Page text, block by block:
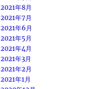
2021年8月
2021年7月
2021年6月
2021年5月
2021年4月
2021年3月
2021年2月
2021年1月